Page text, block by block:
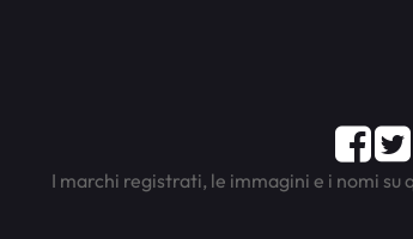
I marchi registrati, le immagini e i nomi